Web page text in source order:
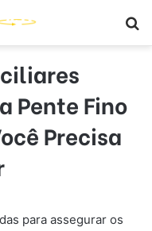
Pente Fino
Precisa
para assegurar os